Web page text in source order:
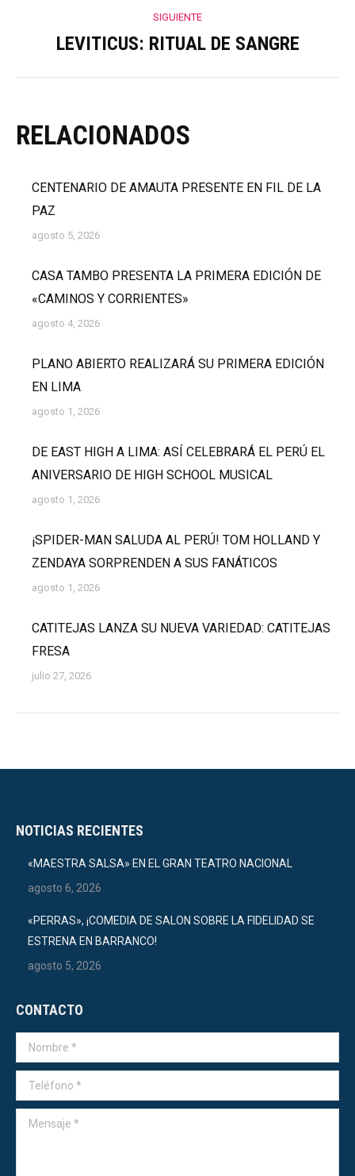
SIGUIENTE
Publicación
LEVITICUS: RITUAL DE SANGRE
RELACIONADOS
CENTENARIO DE AMAUTA PRESENTE EN FIL DE LA
PAZ
agosto 5, 2026
CASA TAMBO PRESENTA LA PRIMERA EDICIÓN DE
«CAMINOS Y CORRIENTES»
agosto 4, 2026
PLANO ABIERTO REALIZARÁ SU PRIMERA EDICIÓN
EN LIMA
agosto 1, 2026
DE EAST HIGH A LIMA: ASÍ CELEBRARÁ EL PERÚ EL
ANIVERSARIO DE HIGH SCHOOL MUSICAL
agosto 1, 2026
¡SPIDER-MAN SALUDA AL PERÚ! TOM HOLLAND Y
ZENDAYA SORPRENDEN A SUS FANÁTICOS
agosto 1, 2026
CATITEJAS LANZA SU NUEVA VARIEDAD: CATITEJAS
FRESA
julio 27, 2026
NOTICIAS RECIENTES
«MAESTRA SALSA» EN EL GRAN TEATRO NACIONAL
agosto 6, 2026
«PERRAS», ¡COMEDIA DE SALON SOBRE LA FIDELIDAD SE
ESTRENA EN BARRANCO!
agosto 5, 2026
CONTACTO
Nombre *
Teléfono *
Mensaje *